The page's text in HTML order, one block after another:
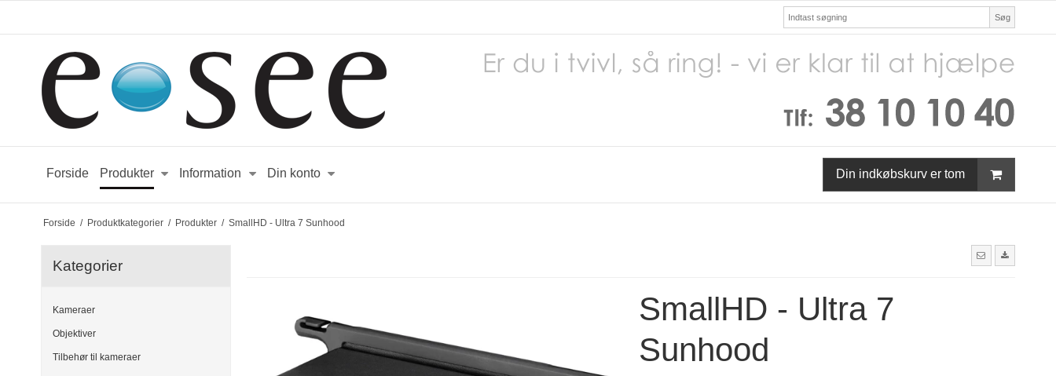
Søg
Forside Produkter Information Din konto Din indkøbskurv er tom
Forside / Produktkategorier / Produkter / SmallHD - Ultra 7 Sunhood
Kategorier
Kameraer
Objektiver
Tilbehør til kameraer
SmallHD - Ultra 7
Sunhood